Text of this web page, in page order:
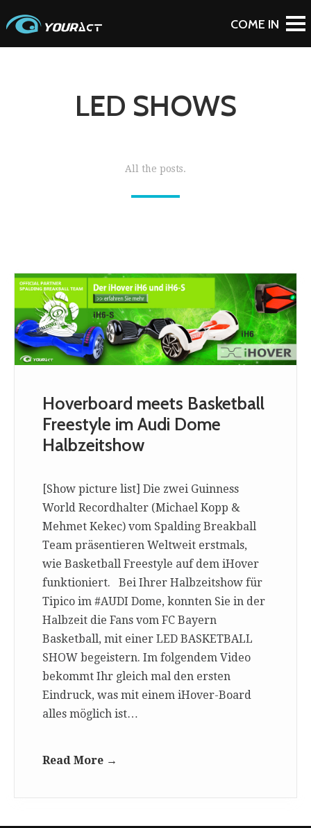
LED SHOWS
All the posts.
Hoverboard meets Basketball
Freestyle im Audi Dome
Halbzeitshow
[Show picture list] Die zwei Guinness
World Recordhalter (Michael Kopp &
Mehmet Kekec) vom Spalding Breakball
Team präsentieren Weltweit erstmals,
wie Basketball Freestyle auf dem iHover
funktioniert. Bei Ihrer Halbzeitshow für
Tipico im #AUDI Dome, konnten Sie in der
Halbzeit die Fans vom FC Bayern
Basketball, mit einer LED BASKETBALL
SHOW begeistern. Im folgendem Video
bekommt Ihr gleich mal den ersten
Eindruck, was mit einem iHover-Board
alles möglich ist…
Read More →